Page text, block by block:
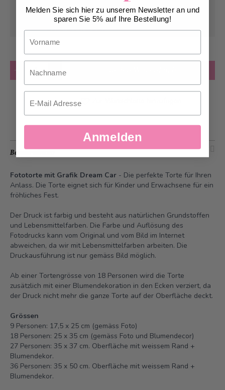
Kann frühstens abDienstag, 11.08.2026
geliefert werden
Beschreibung
Fototorte mit Grafik Dream Car - Die perfekte Torte für Ihren
Anlass. Die Torte eignet sich für Kinder und Erwachsene für ein
fröhliches Fest.
Der Druck ist farbig und besteht aus natürlichen Grundstoffen
und Lebensmittelfarben. Die Farbe und Auflösung des
Fotodrucks kann vom Original und vom Bild im Internet
abweichen, da wir mit Lebensmittelfarben arbeiten. Die
Druckausführung ist nur gemäss Bild möglich.
Ab einer Tortengrösse von 18 Personen wird die Torte
zusätzlich mit einer Blumendekoration in den Ecken verziert, da
der Druck nicht mehr die ganze Torte auf der Oberfläche deckt.
Grössen
9 Personen: 17,5 x 25 cm (gemäss Foto)
18 Personen: 25 x 35 cm (gemäss Foto und Blumendecor)
27 Personen: 35 x 37 cm. Oberfläche mit weissem Rand +
Blumendekor.
36 Personen: 35 x 50 cm. Oberfläche mit weissem Rand +
Blumendekor.
Melden Sie sich hier zu unserem Newsletter an und
sparen Sie 5% auf Ihre Bestellung!
Nachname
Anmelden